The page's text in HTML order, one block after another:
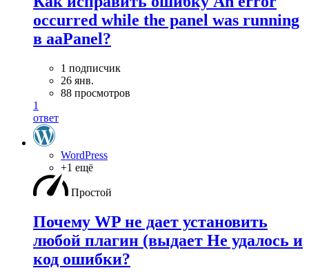
occurred while the panel was running
в aaPanel?
1 подписчик
26 янв.
88 просмотров
1
ответ
WordPress
+1 ещё
Простой
Почему WP не дает установить
любой плагин (выдает Не удалось и
код ошибки?